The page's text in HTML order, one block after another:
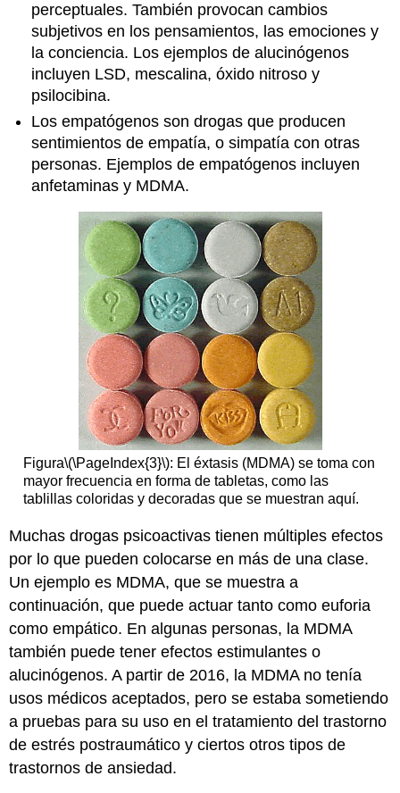
perceptuales. También provocan cambios
subjetivos en los pensamientos, las emociones y
la conciencia. Los ejemplos de alucinógenos
incluyen LSD, mescalina, óxido nitroso y
psilocibina.
Los empatógenos son drogas que producen
sentimientos de empatía, o simpatía con otras
personas. Ejemplos de empatógenos incluyen
anfetaminas y MDMA.
Figura\(\PageIndex{3}\): El éxtasis (MDMA) se toma con
mayor frecuencia en forma de tabletas, como las
tablillas coloridas y decoradas que se muestran aquí.
Muchas drogas psicoactivas tienen múltiples efectos
por lo que pueden colocarse en más de una clase.
Un ejemplo es MDMA, que se muestra a
continuación, que puede actuar tanto como euforia
como empático. En algunas personas, la MDMA
también puede tener efectos estimulantes o
alucinógenos. A partir de 2016, la MDMA no tenía
usos médicos aceptados, pero se estaba sometiendo
a pruebas para su uso en el tratamiento del trastorno
de estrés postraumático y ciertos otros tipos de
trastornos de ansiedad.